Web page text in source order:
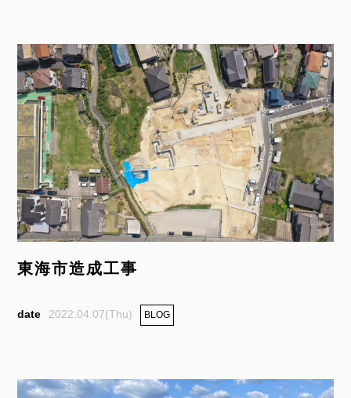
東海市造成工事
2022.04.07(Thu) BLOG